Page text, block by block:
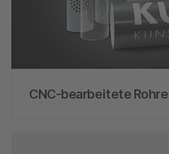
CNC-bearbeitete